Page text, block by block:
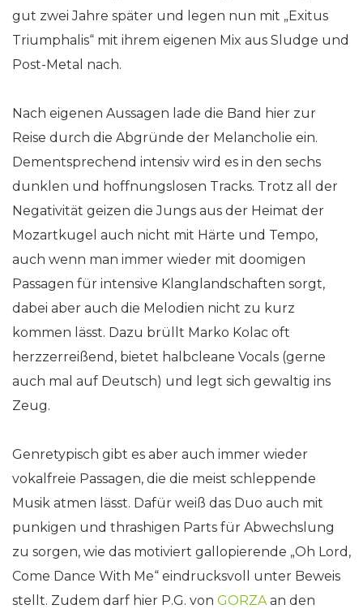
gut zwei Jahre später und legen nun mit „Exitus
Triumphalis“ mit ihrem eigenen Mix aus Sludge und
Post-Metal nach.
Nach eigenen Aussagen lade die Band hier zur
Reise durch die Abgründe der Melancholie ein.
Dementsprechend intensiv wird es in den sechs
dunklen und hoffnungslosen Tracks. Trotz all der
Negativität geizen die Jungs aus der Heimat der
Mozartkugel auch nicht mit Härte und Tempo,
auch wenn man immer wieder mit doomigen
Passagen für intensive Klanglandschaften sorgt,
dabei aber auch die Melodien nicht zu kurz
kommen lässt. Dazu brüllt Marko Kolac oft
herzzerreißend, bietet halbcleane Vocals (gerne
auch mal auf Deutsch) und legt sich gewaltig ins
Zeug.
Genretypisch gibt es aber auch immer wieder
vokalfreie Passagen, die die meist schleppende
Musik atmen lässt. Dafür weiß das Duo auch mit
punkigen und thrashigen Parts für Abwechslung
zu sorgen, wie das motiviert gallopierende „Oh Lord,
Come Dance With Me“ eindrucksvoll unter Beweis
stellt. Zudem darf hier P.G. von GORZAan den